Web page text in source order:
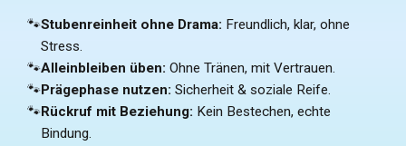
🐾Stubenreinheit ohne Drama: Freundlich, klar, ohne
Stress.
🐾Alleinbleiben üben: Ohne Tränen, mit Vertrauen.
🐾Prägephase nutzen: Sicherheit & soziale Reife.
🐾Rückruf mit Beziehung: Kein Bestechen, echte
Bindung.